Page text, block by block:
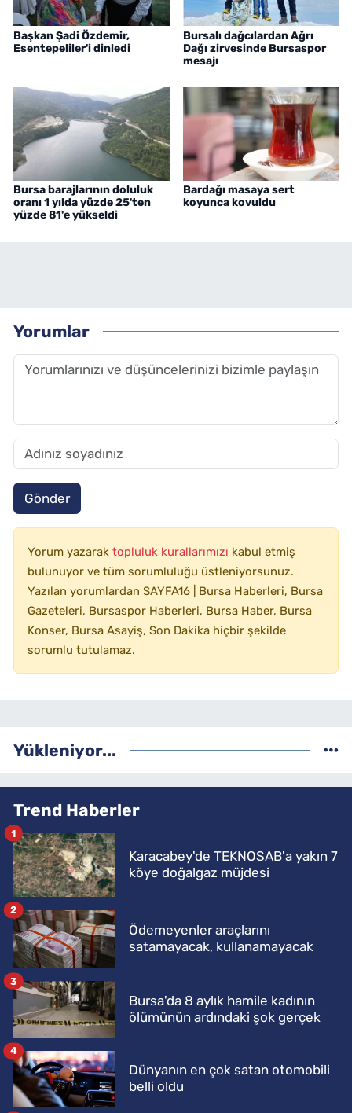
Başkan Şadi Özdemir,
Esentepeliler'i dinledi
Bursalı dağcılardan Ağrı
Dağı zirvesinde Bursaspor
mesajı
Bursa barajlarının doluluk
oranı 1 yılda yüzde 25'ten
yüzde 81'e yükseldi
Bardağı masaya sert
koyunca kovuldu
Yorumlar
Gönder
Yorum yazarak topluluk kurallarımızı kabul etmiş
bulunuyor ve tüm sorumluluğu üstleniyorsunuz.
Yazılan yorumlardan SAYFA16 | Bursa Haberleri, Bursa
Gazeteleri, Bursaspor Haberleri, Bursa Haber, Bursa
Konser, Bursa Asayiş, Son Dakika hiçbir şekilde
sorumlu tutulamaz.
Yükleniyor...
Trend Haberler
Karacabey'de TEKNOSAB'a yakın 7
köye doğalgaz müjdesi
1
Ödemeyenler araçlarını
satamayacak, kullanamayacak
2
Bursa'da 8 aylık hamile kadının
ölümünün ardındaki şok gerçek
3
Dünyanın en çok satan otomobili
belli oldu
4